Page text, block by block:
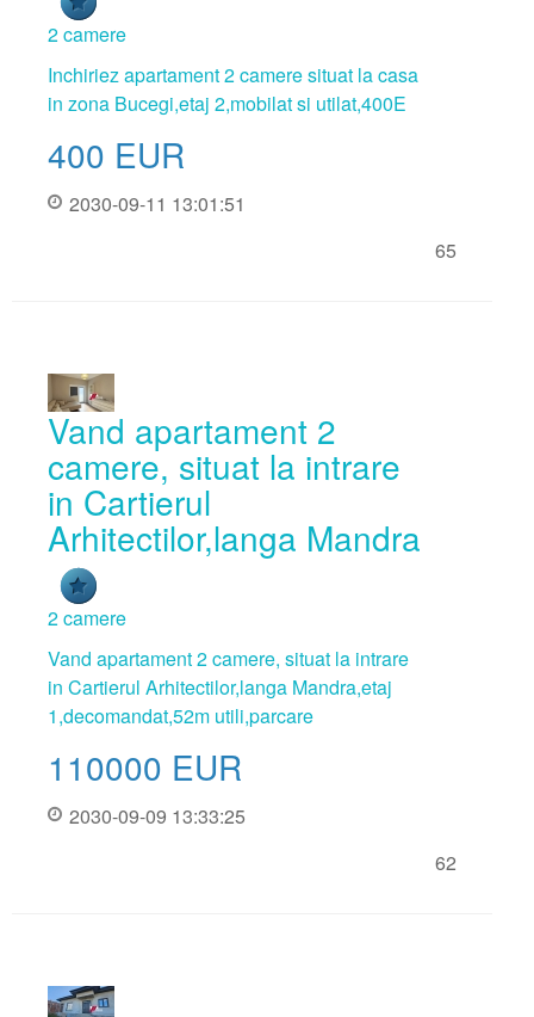
2 camere
Inchiriez apartament 2 camere situat la casa
in zona Bucegi,etaj 2,mobilat si utilat,400E
400 EUR
2030-09-11 13:01:51
65
Vand apartament 2
camere, situat la intrare
in Cartierul
Arhitectilor,langa Mandra
2 camere
Vand apartament 2 camere, situat la intrare
in Cartierul Arhitectilor,langa Mandra,etaj
1,decomandat,52m utili,parcare
110000 EUR
2030-09-09 13:33:25
62